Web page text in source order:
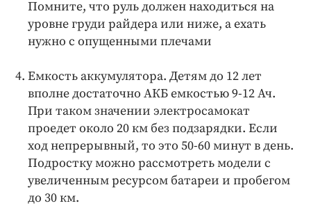
Помните, что руль должен находиться на
уровне груди райдера или ниже, а ехать
нужно с опущенными плечами
Емкость аккумулятора. Детям до 12 лет
вполне достаточно АКБ емкостью 9-12 Ач.
При таком значении электросамокат
проедет около 20 км без подзарядки. Если
ход непрерывный, то это 50-60 минут в день.
Подростку можно рассмотреть модели с
увеличенным ресурсом батареи и пробегом
до 30 км.